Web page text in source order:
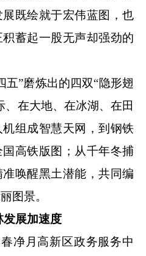
既绘就于宏伟蓝图，也
蓄起一股无声却强劲的
”磨炼出的四双“隐形翅
在大地、在冰湖、在田
组成智慧天网，到钢铁
高铁版图；从千年冬捕
唤醒黑土潜能，共同编
图景。
发展加速度
月高新区政务服务中